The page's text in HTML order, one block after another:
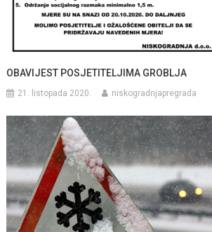
OBAVIJEST POSJETITELJIMA GROBLJA
21. listopada 2020. niskogradnjapregrada